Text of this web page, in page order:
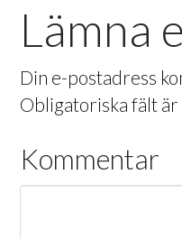
Lämna
Din e-postadress
Obligatoriska fält är
Kommentar